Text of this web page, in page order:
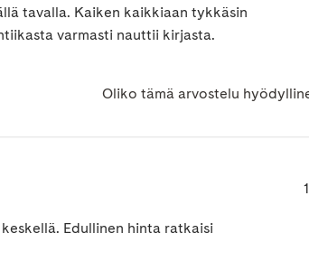
tavalla. Kaiken kaikkiaan tykkäsin
varmasti nauttii kirjasta.
Oliko tämä arvostelu
Edullinen hinta ratkaisi